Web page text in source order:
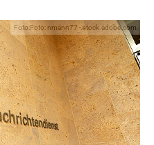
Foto:Foto: nmann77 - stock.adobe.com